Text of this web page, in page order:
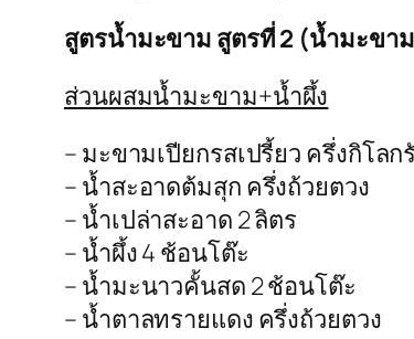
สูตรน้ำมะขาม สูตรที่ 2 (น้ำมะขา
ส่วนผสมน้ำมะขาม+น้ำผึ้ง
– มะขามเปียกรสเปรี้ยว ครึ่งกิโลก
– น้ำสะอาดต้มสุก ครึ่งถ้วยตวง
– น้ำเปล่าสะอาด 2 ลิตร
– น้ำผึ้ง 4 ช้อนโต๊ะ
– น้ำมะนาวคั้นสด 2 ช้อนโต๊ะ
– น้ำตาลทรายแดง ครึ่งถ้วยตวง